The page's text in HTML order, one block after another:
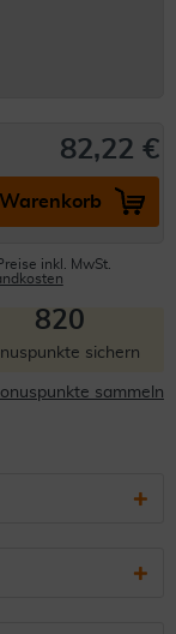
82,22 €
inkl. MwSt.
820
sichern
sammeln